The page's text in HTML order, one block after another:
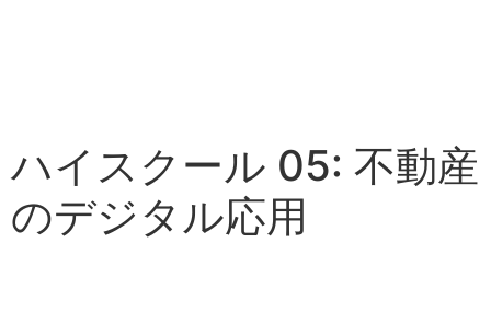
ハイスクール 05: 不動産
のデジタル応用